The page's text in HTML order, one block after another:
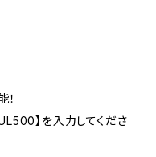
】を入力してくださ